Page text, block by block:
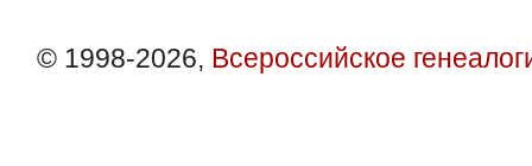
© 1998-2026, Всероссийское